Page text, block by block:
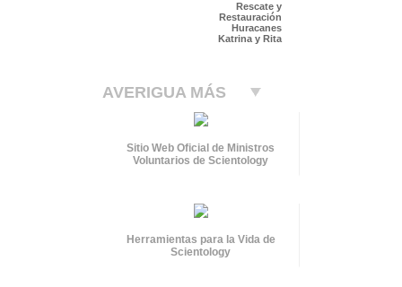
Rescate y
Restauración
Huracanes
Katrina y Rita
AVERIGUA MÁS
Sitio Web Oficial de Ministros
Voluntarios de Scientology
Herramientas para la Vida de
Scientology